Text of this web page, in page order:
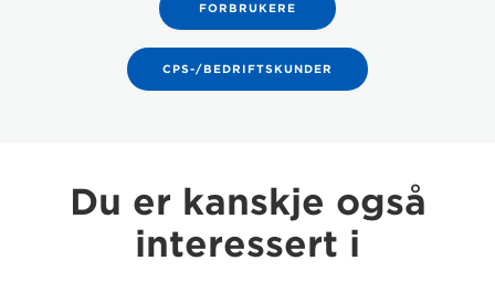
FORBRUKERE
CPS-/BEDRIFTSKUNDER
Du er kanskje også
interessert i